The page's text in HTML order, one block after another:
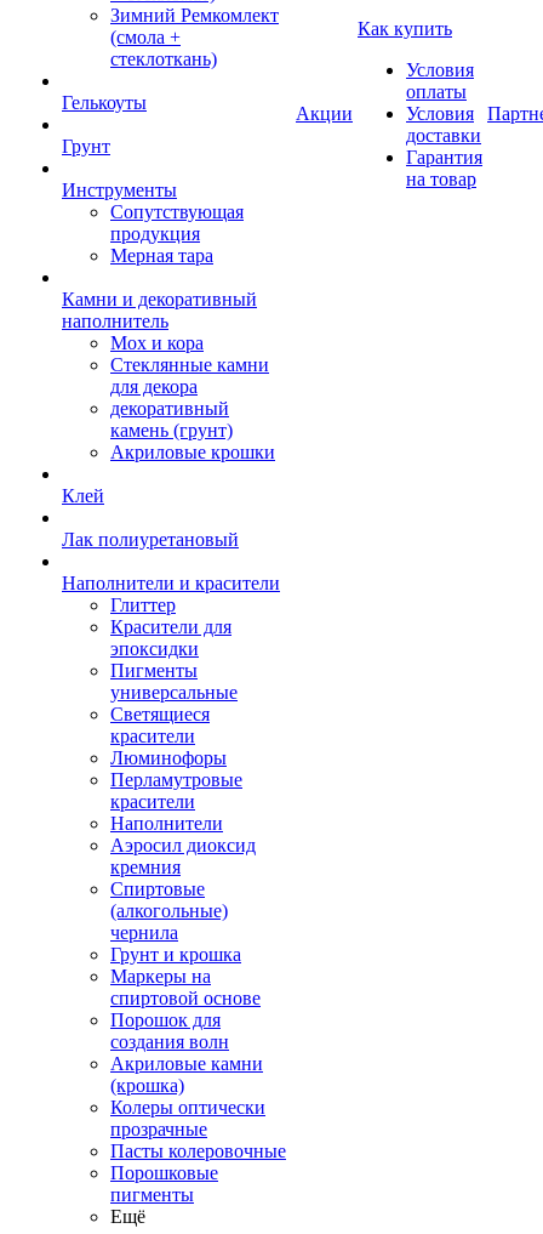
Зимний Ремкомлект
(смола +
стеклоткань)
Гелькоуты
Грунт
Инструменты
Сопутствующая
продукция
Мерная тара
Камни и декоративный
наполнитель
Мох и кора
Стеклянные камни
для декора
декоративный
камень (грунт)
Акриловые крошки
Клей
Лак полиуретановый
Наполнители и красители
Глиттер
Красители для
эпоксидки
Пигменты
универсальные
Светящиеся
красители
Люминофоры
Перламутровые
красители
Наполнители
Аэросил диоксид
кремния
Спиртовые
(алкогольные)
чернила
Грунт и крошка
Маркеры на
спиртовой основе
Порошок для
создания волн
Акриловые камни
(крошка)
Колеры оптически
прозрачные
Пасты колеровочные
Порошковые
пигменты
Ещё
Акции
Как купить
Условия
оплаты
Условия
доставки
Гарантия
на товар